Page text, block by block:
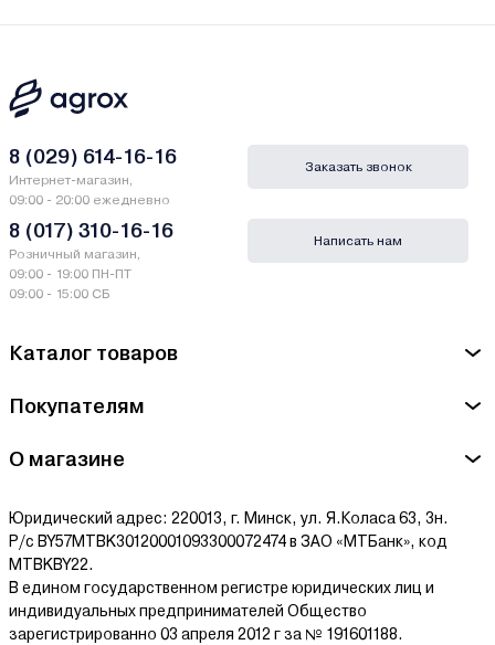
Каталог товаров
Покупателям
О магазине
Юридический адрес: 220013, г. Минск, ул. Я.Коласа 63, 3н.
Р/с BY57MTBK30120001093300072474 в ЗАО «МТБанк», код
MTBKBY22.
В едином государственном регистре юридических лиц и
индивидуальных предпринимателей Общество
зарегистрированно 03 апреля 2012 г за № 191601188.
8 (029) 614-16-16
Интернет-магазин,
09:00 - 20:00 ежедневно
8 (017) 310-16-16
Розничный магазин,
09:00 - 19:00 ПН-ПТ
09:00 - 15:00 СБ
Заказать звонок
Написать нам